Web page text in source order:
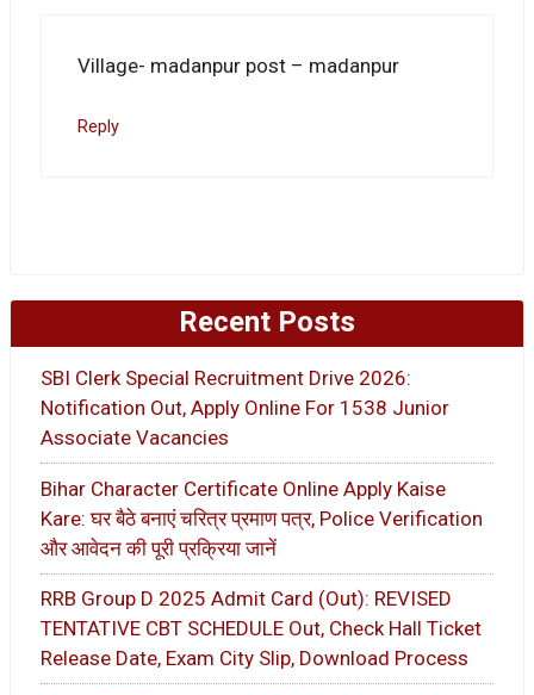
Village- madanpur post – madanpur
Reply
Recent Posts
SBI Clerk Special Recruitment Drive 2026:
Notification Out, Apply Online For 1538 Junior
Associate Vacancies
Bihar Character Certificate Online Apply Kaise
Kare: घर बैठे बनाएं चरित्र प्रमाण पत्र, Police Verification
और आवेदन की पूरी प्रक्रिया जानें
RRB Group D 2025 Admit Card (Out): REVISED
TENTATIVE CBT SCHEDULE Out, Check Hall Ticket
Release Date, Exam City Slip, Download Process